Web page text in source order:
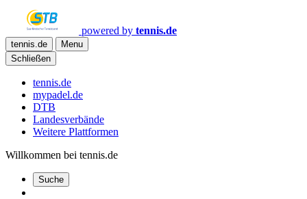
powered by tennis.de
tennis.de
Menu
Schließen
tennis.de
mypadel.de
DTB
Landesverbände
Weitere Plattformen
Willkommen bei tennis.de
Suche